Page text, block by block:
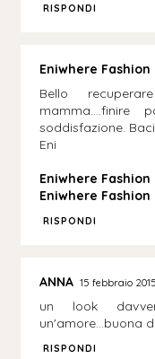
RISPONDI
Eniwhere Fashion
Bello
soddisfazione.
Eni
Eniwhere Fashion
Eniwhere
RISPONDI
ANNA 15 febbraio
un look
un'amore...buona
RISPONDI